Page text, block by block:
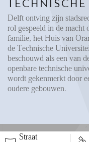
Delft ontving zijn
rol gespeeld in de
familie, het Huis van
de Technische
beschouwd als een van
openbare technische
wordt gekenmerkt door
oudere gebouwen.
Straat
5 min
Den Haag
Hillegersberg
Rotterdam